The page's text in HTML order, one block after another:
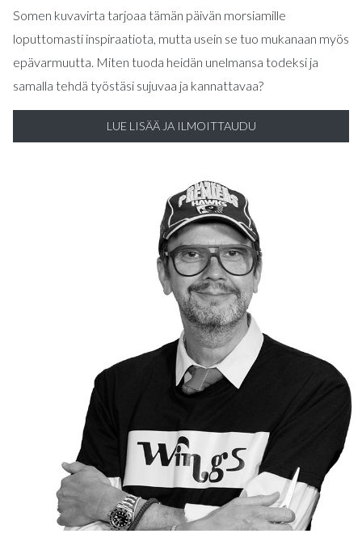
Somen kuvavirta tarjoaa tämän päivän morsiamille
loputtomasti inspiraatiota, mutta usein se tuo mukanaan myös
epävarmuutta. Miten tuoda heidän unelmansa todeksi ja
samalla tehdä työstäsi sujuvaa ja kannattavaa?
LUE LISÄÄ JA ILMOITTAUDU